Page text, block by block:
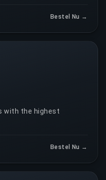
Bestel Nu →
with the highest
Bestel Nu →